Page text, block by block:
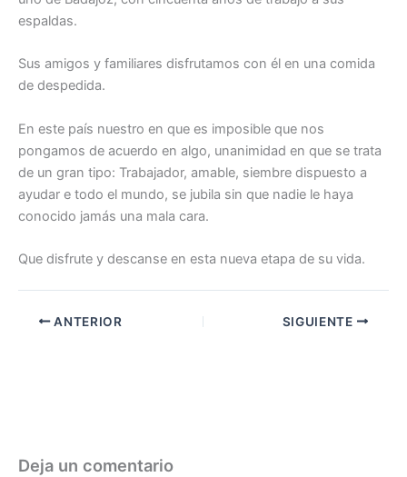
espaldas.
Sus amigos y familiares disfrutamos con él en una comida
de despedida.
En este país nuestro en que es imposible que nos
pongamos de acuerdo en algo, unanimidad en que se trata
de un gran tipo: Trabajador, amable, siembre dispuesto a
ayudar e todo el mundo, se jubila sin que nadie le haya
conocido jamás una mala cara.
Que disfrute y descanse en esta nueva etapa de su vida.
ANTERIOR SIGUIENTE
Deja un comentario